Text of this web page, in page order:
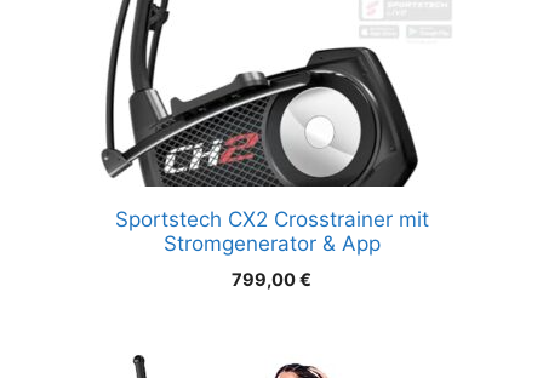
Sportstech CX2 Crosstrainer mit
Stromgenerator & App
799,00€